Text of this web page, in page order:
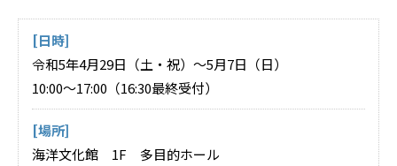
[日時]
令和5年4月29日（土・祝）～5月7日（日）
10:00～17:00（16:30最終受付）
[場所]
海洋文化館 1F 多目的ホール